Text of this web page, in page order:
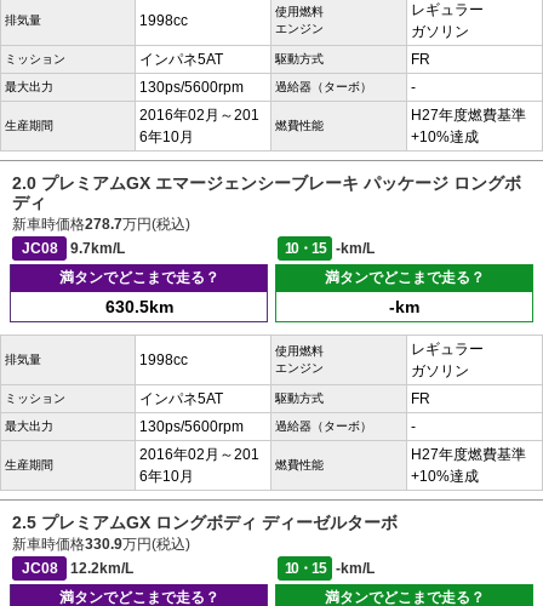
排気量 1998cc
使用燃料
エンジン
レギュラー
ガソリン
ミッション インパネ5AT 駆動方式 FR
最大出力 130ps/5600rpm 過給器（ターボ） -
生産期間
2016年02月～201
6年10月
燃費性能
H27年度燃費基準
+10%達成
2.0 プレミアムGX エマージェンシーブレーキ パッケージ ロングボ
ディ
新車時価格278.7万円(税込)
JC08
9.7km/L 10・15
-km/L
満タンでどこまで走る？
630.5km
満タンでどこまで走る？
-km
排気量 1998cc
使用燃料
エンジン
レギュラー
ガソリン
ミッション インパネ5AT 駆動方式 FR
最大出力 130ps/5600rpm 過給器（ターボ） -
生産期間
2016年02月～201
6年10月
燃費性能
H27年度燃費基準
+10%達成
2.5 プレミアムGX ロングボディ ディーゼルターボ
新車時価格330.9万円(税込)
JC08
12.2km/L 10・15
-km/L
満タンでどこまで走る？
満タンでどこまで走る？